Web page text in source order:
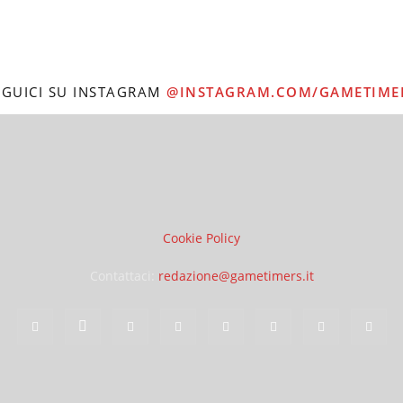
SU INSTAGRAM @INSTAGRAM.COM/
Cookie Policy
redazione@gametimers.it